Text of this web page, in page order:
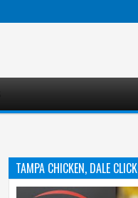
TAMPA CHICKEN, DALE CLICK